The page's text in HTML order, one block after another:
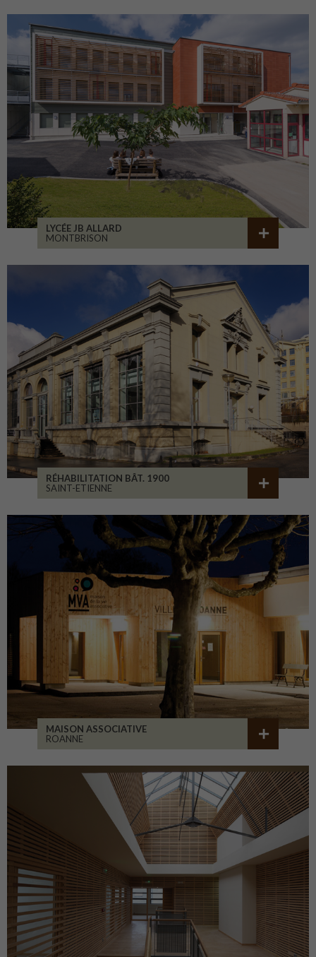
LYCÉE JB ALLARD
MONTBRISON
RÉHABILITATION BÂT. 1900
SAINT-ETIENNE
MAISON ASSOCIATIVE
ROANNE